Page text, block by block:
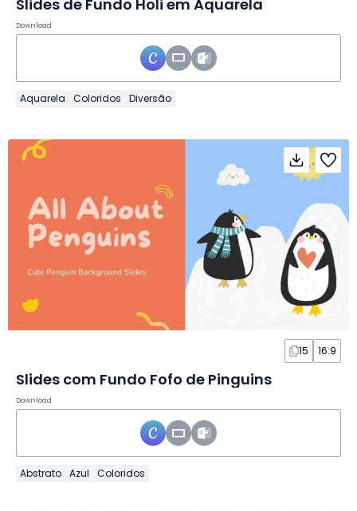
Slides de Fundo Holi em Aquarela
Download
Aquarela Coloridos Diversão
15 16:9
Slides com Fundo Fofo de Pinguins
Download
Abstrato Azul Coloridos